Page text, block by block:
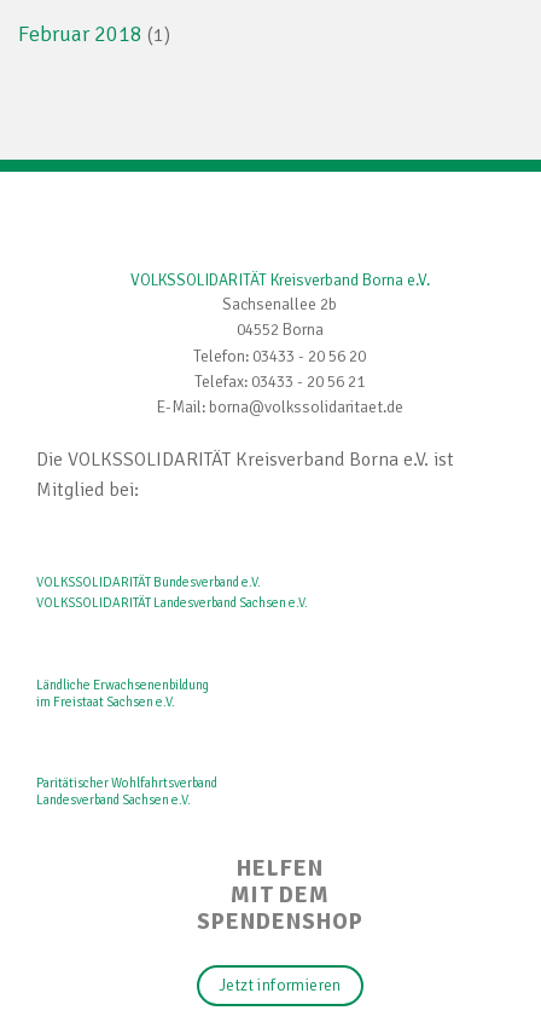
Februar 2018 (1)
VOLKSSOLIDARITÄT Kreisverband Borna e.V.
Sachsenallee 2b
04552 Borna
Telefon: 03433 - 20 56 20
Telefax: 03433 - 20 56 21
E-Mail: borna@volkssolidaritaet.de
Die VOLKSSOLIDARITÄT Kreisverband Borna e.V. ist
Mitglied bei:
VOLKSSOLIDARITÄT Bundesverband e.V.
VOLKSSOLIDARITÄT Landesverband Sachsen e.V.
Ländliche Erwachsenenbildung
im Freistaat Sachsen e.V.
Paritätischer Wohlfahrtsverband
Landesverband Sachsen e.V.
HELFEN
MIT DEM
SPENDENSHOP
Jetzt informieren